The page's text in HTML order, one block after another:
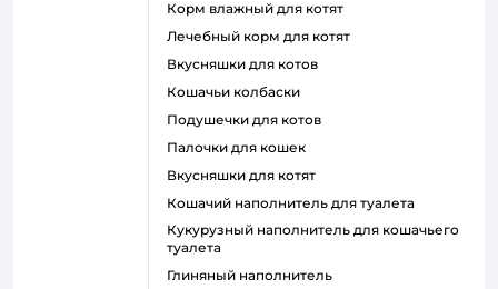
корм влажный для котят
лечебный корм для котят
вкусняшки для котов
кошачьи колбаски
подушечки для котов
палочки для кошек
вкусняшки для котят
кошачий наполнитель для туалета
кукурузный наполнитель для кошачьего
туалета
глиняный наполнитель